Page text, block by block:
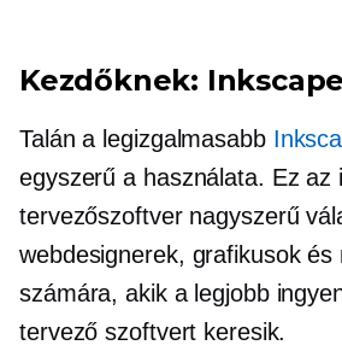
Kezdőknek: Inkscape
Talán a legizgalmasabb
egyszerű a használata. Ez az
tervezőszoftver nagyszerű
webdesignerek, grafikusok
számára, akik a legjobb
tervező szoftvert keresik.